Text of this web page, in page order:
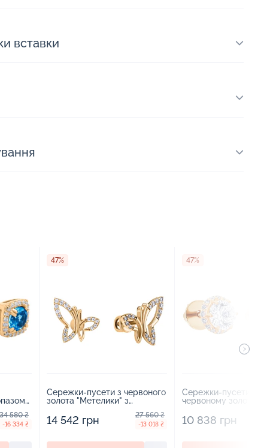
вставки
34 580 ₴
-16 334 ₴
47%
Сережки-пусети з червоного
золота "Метелики" з
14 542 грн 27 560 ₴
-13 018 ₴
47%
Сережки-пусети в
червоному золоті з
10 838 грн